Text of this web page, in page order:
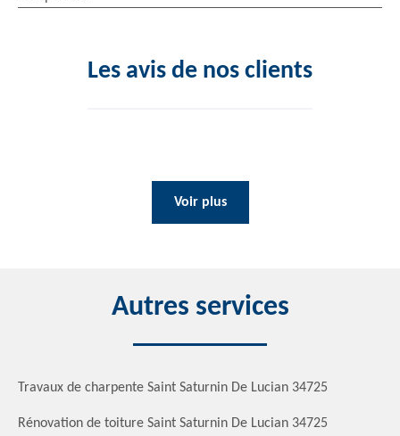
Les avis de nos clients
Voir plus
Autres services
Travaux de charpente Saint Saturnin De Lucian 34725
Rénovation de toiture Saint Saturnin De Lucian 34725